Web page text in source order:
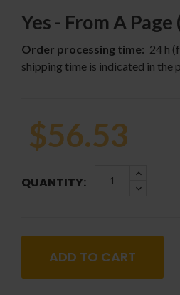
Yes - From A Page
Order processing time: 24 h
shipping time is indicated in the
$56.53
QUANTITY:
ADD TO CART